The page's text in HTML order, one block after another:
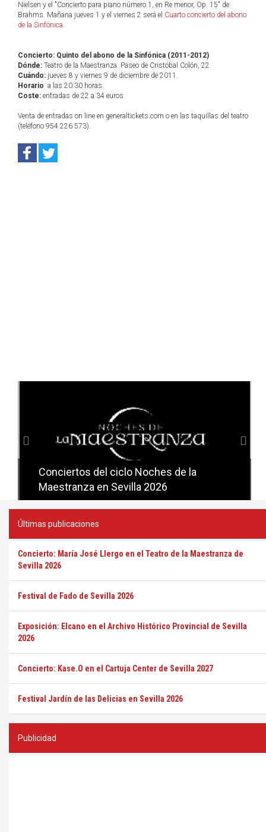
Nielsen y el "Concierto para piano número 1, en Re menor, Op. 15" de
Brahms. Mañana jueves 1 y el viernes 2 será el Cuarto concierto del abono
de la Sinfónica.
Concierto: Quinto del abono de la Sinfónica (2011-2012)
Dónde: Teatro de la Maestranza. Paseo de Cristóbal Colón, 22.
Cuándo: jueves 8 y viernes 9 de diciembre de 2011.
Horario: a las 20:30 horas.
Coste: entradas de 22 a 34 euros.
Venta de entradas on line en generaltickets.com o en las taquillas del teatro
(teléfono 954 226 573).
Conciertos del ciclo Noches de la
Maestranza en Sevilla 2026
Conciertos del ciclo Candlelight en
Sevilla
Últimas publicaciones
Concierto: María José Llergo en el Teatro de la Maestranza de
Sevilla 2026
Festival de Fado de Sevilla 2026
Exposición: Elcano en el Archivo Histórico Provincial de Sevilla
2026
Concierto: Kase.O en el Cartuja Center de Sevilla 2027
Festival Jardín de las Delicias en Sevilla 2026
Publicidad